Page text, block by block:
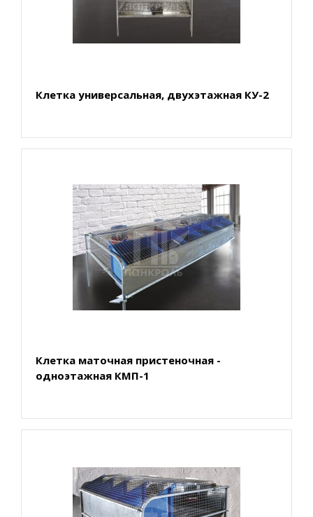
Клетка универсальная, двухэтажная КУ-2
Клетка маточная пристеночная -
одноэтажная КМП-1